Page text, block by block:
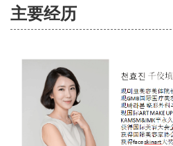
主要经历